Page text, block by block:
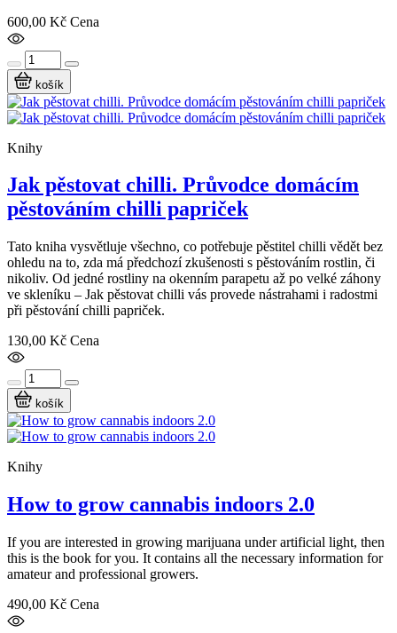
600,00 Kč Cena
košík
Knihy
Jak pěstovat chilli. Průvodce domácím
pěstováním chilli papriček
Tato kniha vysvětluje všechno, co potřebuje pěstitel chilli vědět bez
ohledu na to, zda má předchozí zkušenosti s pěstováním rostlin, či
nikoliv. Od jedné rostliny na okenním parapetu až po velké záhony
ve skleníku – Jak pěstovat chilli vás provede nástrahami i radostmi
při pěstování chilli papriček.
130,00 Kč Cena
košík
Knihy
How to grow cannabis indoors 2.0
If you are interested in growing marijuana under artificial light, then
this is the book for you. It contains all the necessary information for
amateur and professional growers.
490,00 Kč Cena